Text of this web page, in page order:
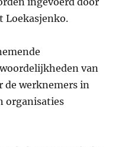
Loekasjenko.
van
de werknemers in
organisaties